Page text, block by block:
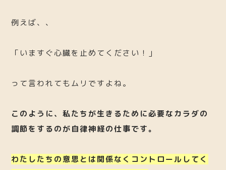
例えば、、
「いますぐ心臓を止めてください！」
って言われてもムリですよね。
このように、私たちが生きるために必要なカラダの
調節をするのが自律神経の仕事です。
わたしたちの意思とは関係なくコントロールしてく